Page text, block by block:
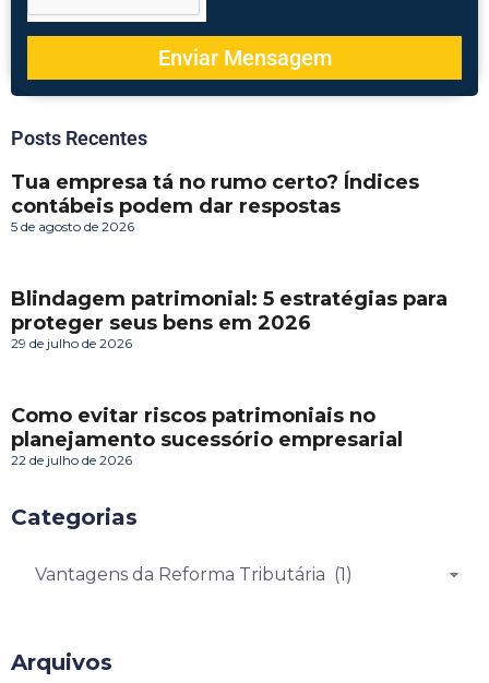
Enviar Mensagem
Posts Recentes
Tua empresa tá no rumo certo? Índices
contábeis podem dar respostas
5 de agosto de 2026
Blindagem patrimonial: 5 estratégias para
proteger seus bens em 2026
29 de julho de 2026
Como evitar riscos patrimoniais no
planejamento sucessório empresarial
22 de julho de 2026
Categorias
Arquivos